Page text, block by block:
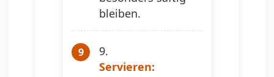
bleiben.
Servieren: